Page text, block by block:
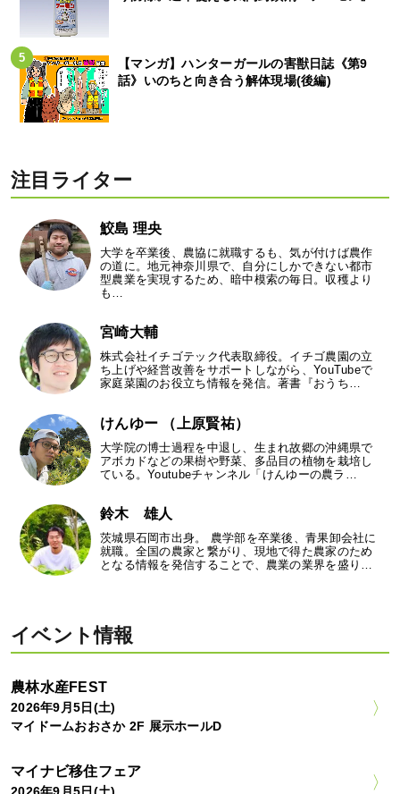
【マンガ】ハンターガールの害獣日誌《第9
話》いのちと向き合う解体現場(後編)
注目ライター
鮫島 理央
大学を卒業後、農協に就職するも、気が付けば農作
の道に。地元神奈川県で、自分にしかできない都市
型農業を実現するため、暗中模索の毎日。収穫より
も…
宮崎大輔
株式会社イチゴテック代表取締役。イチゴ農園の立
ち上げや経営改善をサポートしながら、YouTubeで
家庭菜園のお役立ち情報を発信。著書『おうち…
けんゆー （上原賢祐）
大学院の博士過程を中退し、生まれ故郷の沖縄県で
アボカドなどの果樹や野菜、多品目の植物を栽培し
ている。Youtubeチャンネル「けんゆーの農ラ…
鈴木 雄人
茨城県石岡市出身。 農学部を卒業後、青果卸会社に
就職。全国の農家と繋がり、現地で得た農家のため
となる情報を発信することで、農業の業界を盛り…
イベント情報
農林水産FEST
2026年9月5日(土)
マイドームおおさか 2F 展示ホールD
マイナビ移住フェア